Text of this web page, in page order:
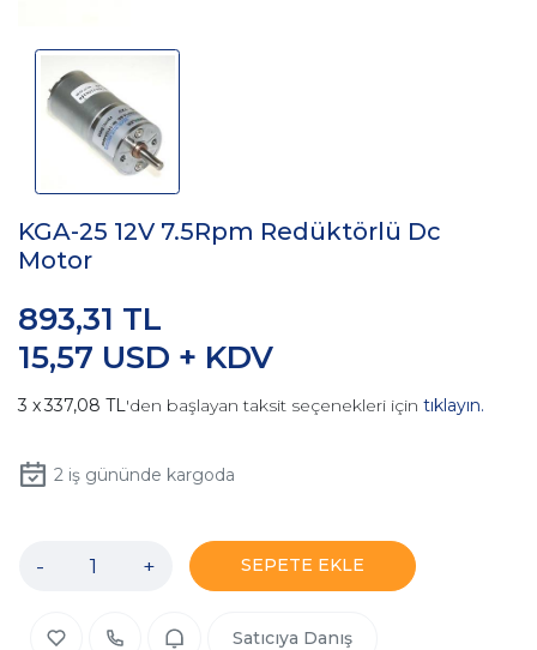
KGA-25 12V 7.5Rpm Redüktörlü Dc
Motor
15,57 USD + KDV
893,31 TL
337,08 TL'den başlayan taksit seçenekleri için tıklayın.
2iş gününde kargoda
- + SEPETE EKLE
Satıcıya Danış